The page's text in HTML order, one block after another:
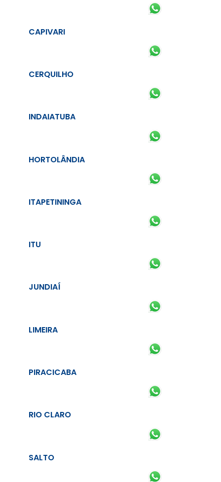
CAPIVARI
CERQUILHO
INDAIATUBA
HORTOLÂNDIA
ITAPETININGA
ITU
JUNDIAÍ
LIMEIRA
PIRACICABA
RIO CLARO
SALTO